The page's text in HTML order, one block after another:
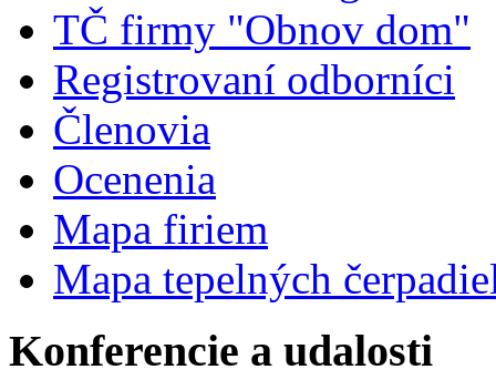
TČ firmy "Obnov dom"
Registrovaní odborníci
Členovia
Ocenenia
Mapa firiem
Mapa tepelných
Konferencie a udalosti